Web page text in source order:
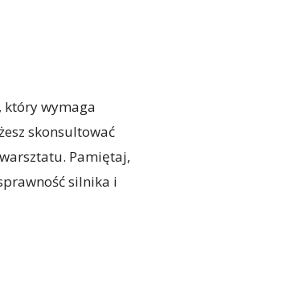
który wymaga
skonsultować
Pamiętaj,
silnika i